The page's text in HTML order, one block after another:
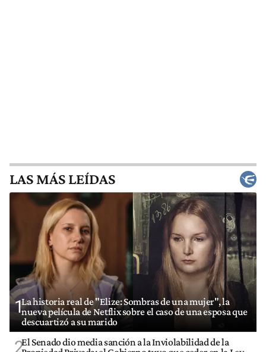
LAS MÁS LEÍDAS
1La historia real de "Elize: Sombras de una mujer", la
nueva película de Netflix sobre el caso de una esposa que
descuartizó a su marido
2El Senado dio media sanción a la Inviolabilidad de la